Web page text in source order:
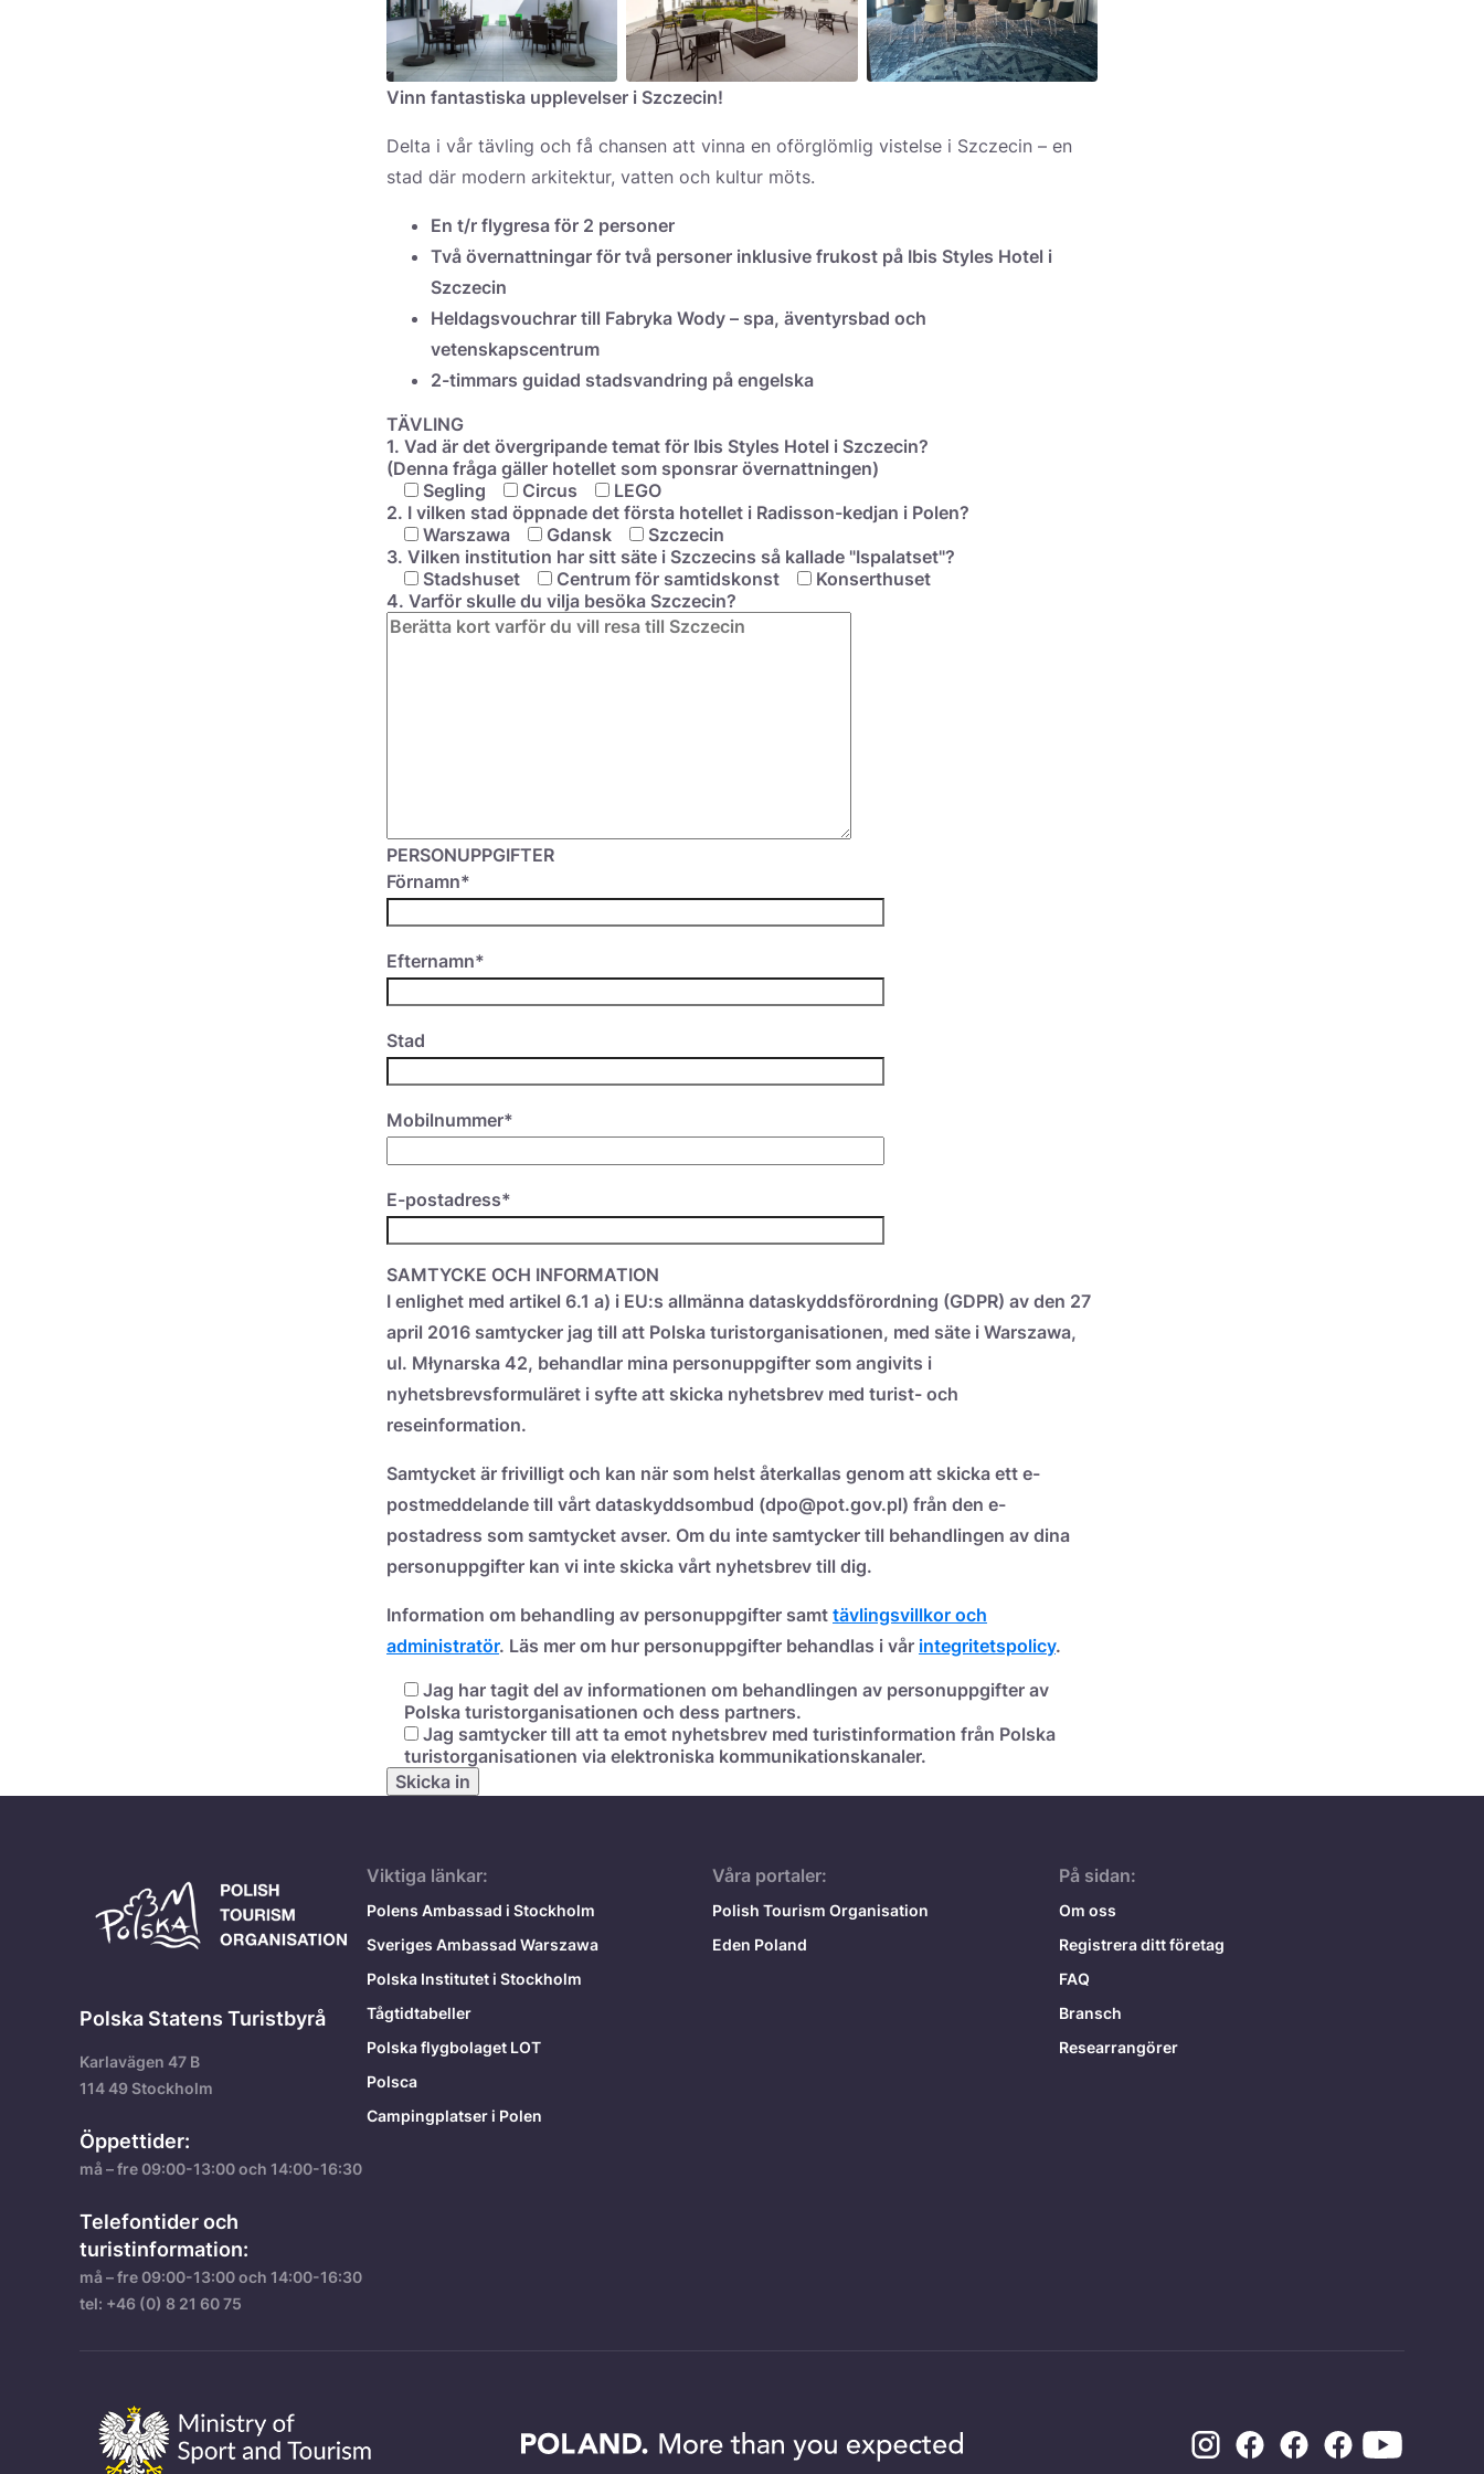
Vinn fantastiska upplevelser i Szczecin!
Delta i vår tävling och få chansen att vinna en oförglömlig vistelse i Szczecin – en
stad där modern arkitektur, vatten och kultur möts.
En t/r flygresa för 2 personer
Två övernattningar för två personer inklusive frukost på Ibis Styles Hotel i
Szczecin
Heldagsvouchrar till Fabryka Wody – spa, äventyrsbad och
vetenskapscentrum
2-timmars guidad stadsvandring på engelska
TÄVLING
1. Vad är det övergripande temat för Ibis Styles Hotel i Szczecin?
(Denna fråga gäller hotellet som sponsrar övernattningen)
Segling
Circus
LEGO
2. I vilken stad öppnade det första hotellet i Radisson-kedjan i Polen?
Warszawa
Gdansk
Szczecin
3. Vilken institution har sitt säte i Szczecins så kallade "Ispalatset"?
Stadshuset
Centrum för samtidskonst
Konserthuset
4. Varför skulle du vilja besöka Szczecin?
PERSONUPPGIFTER
Förnamn*
Efternamn*
Stad
Mobilnummer*
E-postadress*
SAMTYCKE OCH INFORMATION
I enlighet med artikel 6.1 a) i EU:s allmänna dataskyddsförordning (GDPR) av den 27
april 2016 samtycker jag till att Polska turistorganisationen, med säte i Warszawa,
ul. Młynarska 42, behandlar mina personuppgifter som angivits i
nyhetsbrevsformuläret i syfte att skicka nyhetsbrev med turist- och
reseinformation.
Samtycket är frivilligt och kan när som helst återkallas genom att skicka ett e-
postmeddelande till vårt dataskyddsombud (dpo@pot.gov.pl) från den e-
postadress som samtycket avser. Om du inte samtycker till behandlingen av dina
personuppgifter kan vi inte skicka vårt nyhetsbrev till dig.
Information om behandling av personuppgifter samt tävlingsvillkor och
administratör. Läs mer om hur personuppgifter behandlas i vår integritetspolicy.
Jag har tagit del av informationen om behandlingen av personuppgifter av
Polska turistorganisationen och dess partners.
Jag samtycker till att ta emot nyhetsbrev med turistinformation från Polska
turistorganisationen via elektroniska kommunikationskanaler.
Polska Statens Turistbyrå
Karlavägen 47 B
114 49 Stockholm
Öppettider:
må – fre 09:00-13:00 och 14:00-16:30
Telefontider och
turistinformation:
må – fre 09:00-13:00 och 14:00-16:30
tel: +46 (0) 8 21 60 75
Viktiga länkar:
Polens Ambassad i Stockholm
Sveriges Ambassad Warszawa
Polska Institutet i Stockholm
Tågtidtabeller
Polska flygbolaget LOT
Polsca
Campingplatser i Polen
Våra portaler:
Polish Tourism Organisation
Eden Poland
På sidan:
Om oss
Registrera ditt företag
FAQ
Bransch
Researrangörer